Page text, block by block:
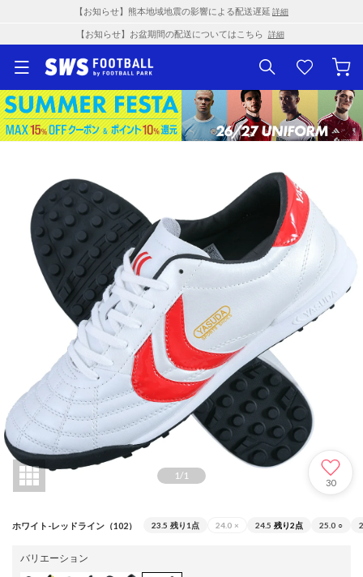
【お知らせ】熊本地域地震の影響による配送遅延 詳細
【お知らせ】お盆期間の配送についてはこちら 詳細
1/1
30
ホワイト-レッドライン（102） 23.5 残り1点 24.0 × 24.5 残り2点 25.0 ○
バリエーション